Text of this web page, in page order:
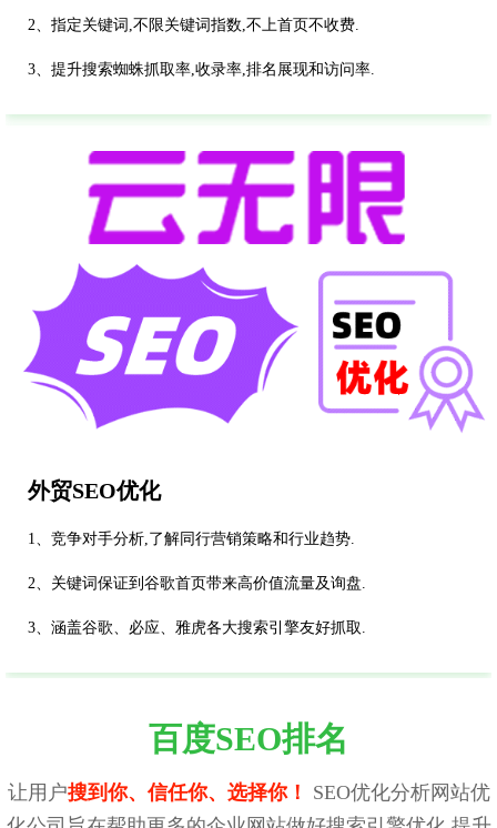
2、指定关键词,不限关键词指数,不上首页不收费.
3、提升搜索蜘蛛抓取率,收录率,排名展现和访问率.
外贸SEO优化
1、竞争对手分析,了解同行营销策略和行业趋势.
2、关键词保证到谷歌首页带来高价值流量及询盘.
3、涵盖谷歌、必应、雅虎各大搜索引擎友好抓取.
百度SEO排名
让用户搜到你、信任你、选择你！
SEO优化分析网站优